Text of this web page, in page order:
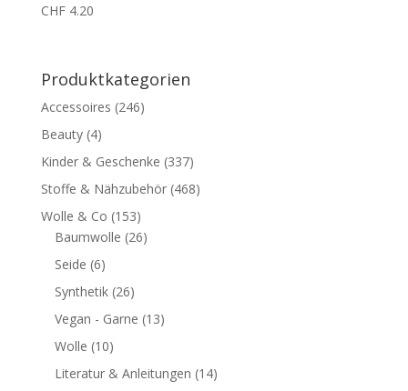
CHF4.20
Produktkategorien
Accessoires (246)
Beauty (4)
Kinder & Geschenke (337)
Stoffe & Nähzubehör (468)
Wolle & Co (153)
Baumwolle (26)
Seide (6)
Synthetik (26)
Vegan - Garne (13)
Wolle (10)
Literatur & Anleitungen (14)